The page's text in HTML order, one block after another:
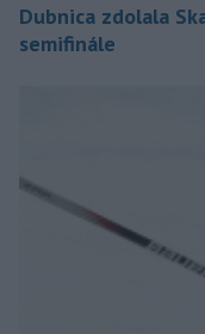
Dubnica zdolala
semifinále